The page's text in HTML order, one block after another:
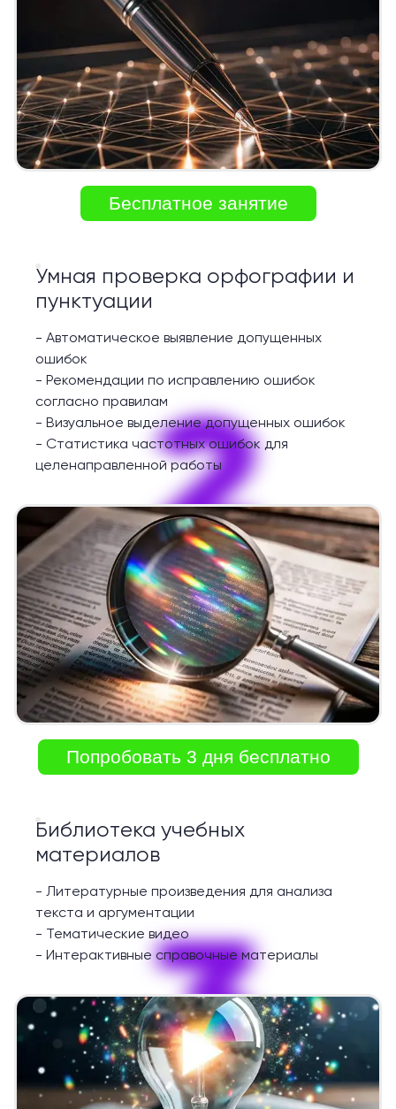
Бесплатное занятие
2
Умная проверка орфографии и
пунктуации
- Автоматическое выявление допущенных
ошибок
- Рекомендации по исправлению ошибок
согласно правилам
- Визуальное выделение допущенных ошибок
- Статистика частотных ошибок для
целенаправленной работы
Попробовать 3 дня бесплатно
3
Библиотека учебных
материалов
- Литературные произведения для анализа
текста и аргументации
- Тематические видео
- Интерактивные справочные материалы